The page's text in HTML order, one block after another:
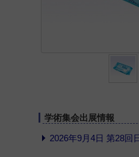
学術集会出展情報
2026年9月4日 第28回